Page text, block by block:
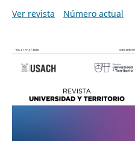
Ver revista
Número actual